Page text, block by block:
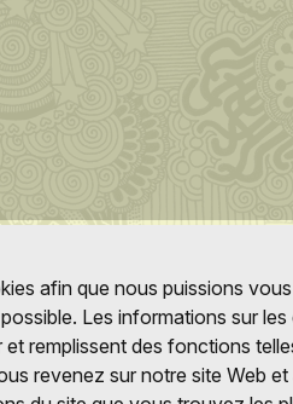
afin que nous puissions
Les informations sur
remplissent des fonctions
revenez sur notre site Web